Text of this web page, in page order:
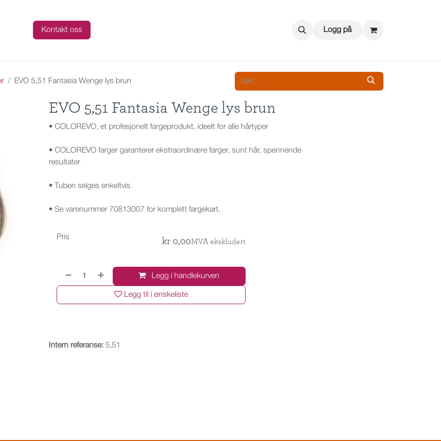
Kontakt oss Logg på
EVO 5,51 Fantasia Wenge lys brun
EVO 5,51 Fantasia Wenge lys brun
• COLOREVO, et profesjonelt fargeprodukt, ideelt for alle hårtyper
• COLOREVO farger garanterer ekstraordinære farger, sunt hår, spennende
resultater
• Tuben selges enkeltvis
• Se varenummer 70813007 for komplett fargekart.
Legg i handlekurven
Legg til i ønskeliste
Pris kr 0,00MVA ekskludert
Intern referanse: 5,51